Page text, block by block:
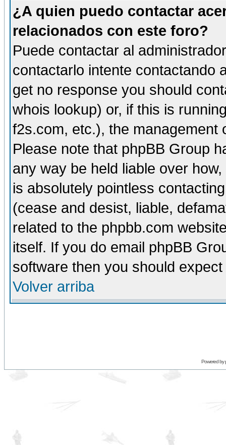
¿A quien puedo contactar
relacionados con este foro?
Puede contactar al
contactarlo intente contactando
get no response you should
whois lookup) or, if this is
f2s.com, etc.), the management
Please note that phpBB Group
any way be held liable over
is absolutely pointless
(cease and desist, liable,
related to the phpbb.com
itself. If you do email phpBB
software then you should
Volver arriba
Powered by